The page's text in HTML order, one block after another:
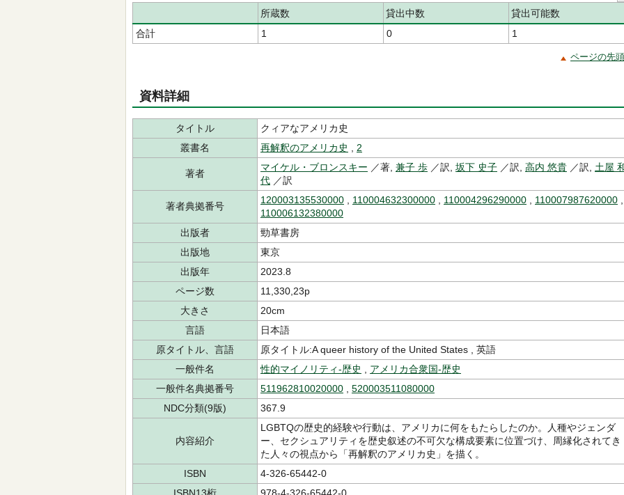
所蔵数 貸出中数
貸出可能数
合計
1 0 1
ページの先
資料詳細
タイトル
クィアなアメリカ史
叢書名
再解釈のアメリカ史 2
著者
マイケル・ブロンスキー ／著, 兼子 歩 ／訳, 坂下 史子 ／訳, 高内 悠貴 ／訳, 土屋
代 ／訳
著者典拠番号
120003135530000 110004632300000 110004296290000 110007987620000
110006132380000
出版者
勁草書房
出版地
東京
出版年
2023.8
ページ数
11,330,23p
大きさ
20cm
言語
日本語
原タイトル、言語
原タイトル:A queer history of the United States , 英語
一般件名
性的マイノリティ-歴史
アメリカ合衆国-歴史
一般件名典拠番号
511962810020000
520003511080000
NDC分類(9版)
367.9
内容紹介
LGBTQの歴史的経験や行動は、アメリカに何をもたらしたのか。人種やジェンダ
ー、セクシュアリティを歴史叙述の不可欠な構成要素に位置づけ、周縁化されてき
た人々の視点から「再解釈のアメリカ史」を描く。
ISBN
4-326-65442-0